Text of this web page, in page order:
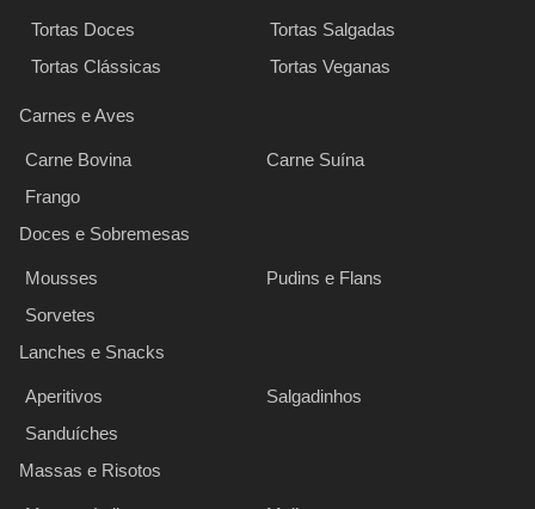
Tortas Doces
Tortas Salgadas
Tortas Clássicas
Tortas Veganas
Carnes e Aves
Carne Bovina
Carne Suína
Frango
Doces e Sobremesas
Mousses
Pudins e Flans
Sorvetes
Lanches e Snacks
Aperitivos
Salgadinhos
Sanduíches
Massas e Risotos